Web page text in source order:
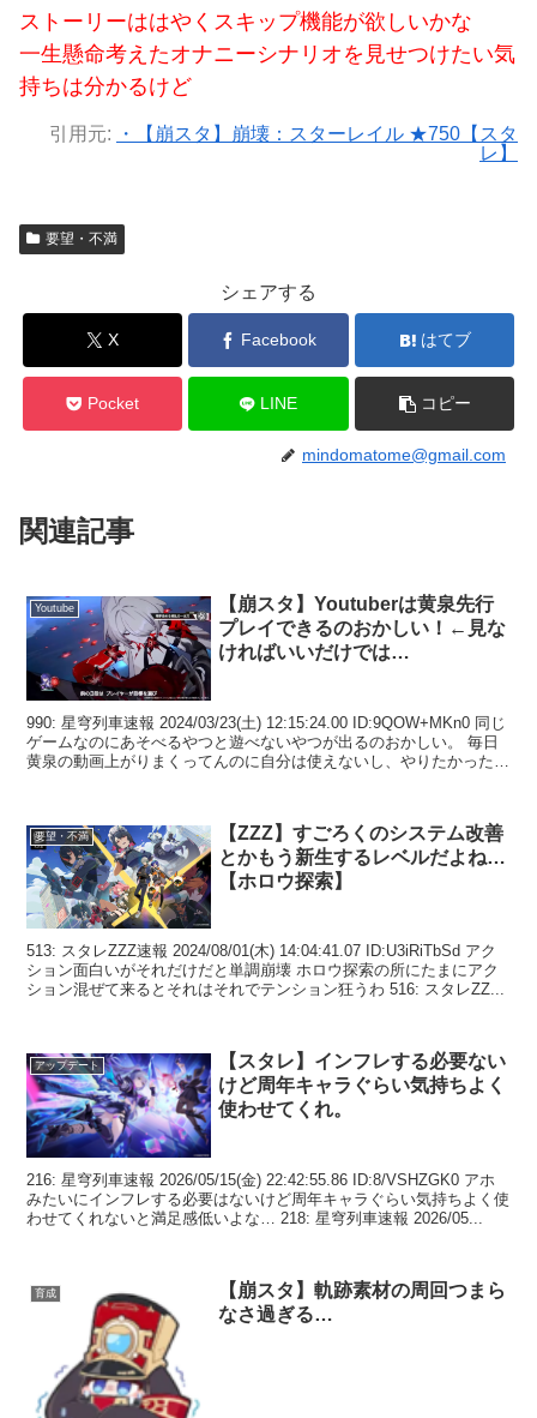
ストーリーははやくスキップ機能が欲しいかな
一生懸命考えたオナニーシナリオを見せつけたい気
持ちは分かるけど
引用元:
・【崩スタ】崩壊：スターレイル ★750【スタ
レ】
要望・不満
シェアする
X Facebook はてブ
Pocket LINE コピー
mindomatome@gmail.com
関連記事
Youtube
【崩スタ】Youtuberは黄泉先行
プレイできるのおかしい！←見な
ければいいだけでは…
990: 星穹列車速報 2024/03/23(土) 12:15:24.00 ID:9QOW+MKn0 同じ
ゲームなのにあそべるやつと遊べないやつが出るのおかしい。 毎日
黄泉の動画上がりまくってんのに自分は使えないし、やりたかった事
要望・不満
【ZZZ】すごろくのシステム改善
とかもう新生するレベルだよね…
【ホロウ探索】
513: スタレZZZ速報 2024/08/01(木) 14:04:41.07 ID:U3iRiTbSd アク
ション面白いがそれだけだと単調崩壊 ホロウ探索の所にたまにアク
ション混ぜて来るとそれはそれでテンション狂うわ 516: スタレZZ...
アップデート
【スタレ】インフレする必要ない
けど周年キャラぐらい気持ちよく
使わせてくれ。
216: 星穹列車速報 2026/05/15(金) 22:42:55.86 ID:8/VSHZGK0 アホ
みたいにインフレする必要はないけど周年キャラぐらい気持ちよく使
わせてくれないと満足感低いよな… 218: 星穹列車速報 2026/05...
育成
【崩スタ】軌跡素材の周回つまら
なさ過ぎる…